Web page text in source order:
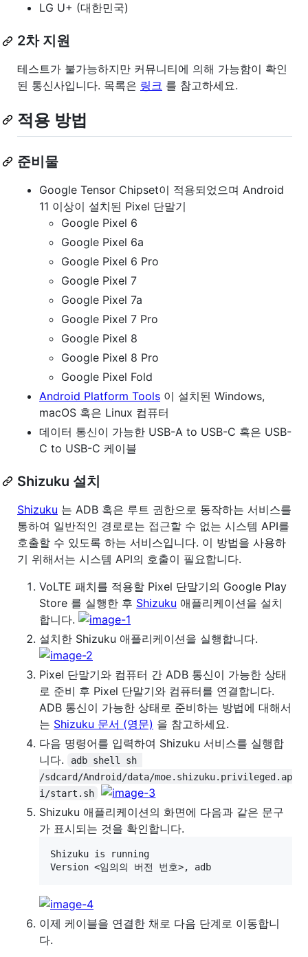
LG U+ (대한민국)
2차 지원
테스트가 불가능하지만 커뮤니티에 의해 가능함이 확인
된 통신사입니다. 목록은 링크 를 참고하세요.
적용 방법
준비물
Google Tensor Chipset이 적용되었으며 Android
11 이상이 설치된 Pixel 단말기
Google Pixel 6
Google Pixel 6a
Google Pixel 6 Pro
Google Pixel 7
Google Pixel 7a
Google Pixel 7 Pro
Google Pixel 8
Google Pixel 8 Pro
Google Pixel Fold
Android Platform Tools 이 설치된 Windows,
macOS 혹은 Linux 컴퓨터
데이터 통신이 가능한 USB-A to USB-C 혹은 USB-
C to USB-C 케이블
Shizuku 설치
Shizuku 는 ADB 혹은 루트 권한으로 동작하는 서비스를
통하여 일반적인 경로로는 접근할 수 없는 시스템 API를
호출할 수 있도록 하는 서비스입니다. 이 방법을 사용하
기 위해서는 시스템 API의 호출이 필요합니다.
VoLTE 패치를 적용할 Pixel 단말기의 Google Play
Store 를 실행한 후 Shizuku 애플리케이션을 설치
합니다.
설치한 Shizuku 애플리케이션을 실행합니다.
Pixel 단말기와 컴퓨터 간 ADB 통신이 가능한 상태
로 준비 후 Pixel 단말기와 컴퓨터를 연결합니다.
ADB 통신이 가능한 상태로 준비하는 방법에 대해서
는 Shizuku 문서 (영문) 을 참고하세요.
다음 명령어를 입력하여 Shizuku 서비스를 실행합
니다.
adb shell sh
/sdcard/Android/data/moe.shizuku.privileged.ap
i/start.sh
Shizuku 애플리케이션의 화면에 다음과 같은 문구
가 표시되는 것을 확인합니다.
Shizuku is running
이제 케이블을 연결한 채로 다음 단계로 이동합니
다.